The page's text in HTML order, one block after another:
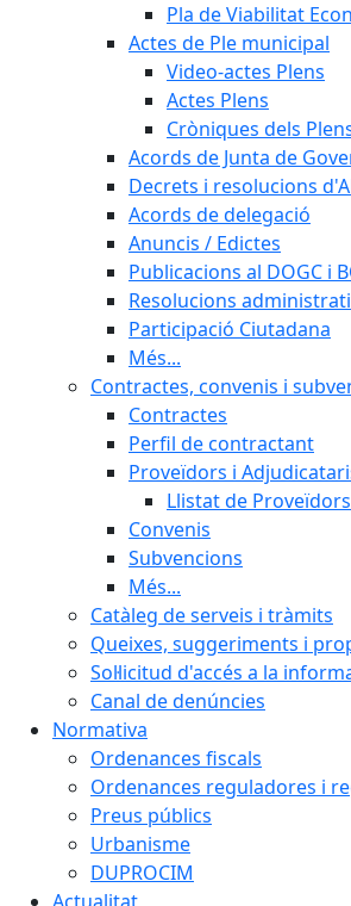
Pla de Viabilitat
Actes de Ple municipal
Video-actes Plens
Actes Plens
Cròniques dels
Acords de Junta de
Decrets i resolucions
Acords de delegació
Anuncis / Edictes
Publicacions al DOGC i
Resolucions
Participació Ciutadana
Més...
Contractes, convenis i
Contractes
Perfil de contractant
Proveïdors i
Llistat de
Convenis
Subvencions
Més...
Catàleg de serveis i tràmits
Queixes, suggeriments i
Sol·licitud d'accés a la
Canal de denúncies
Normativa
Ordenances fiscals
Ordenances reguladores i
Preus públics
Urbanisme
DUPROCIM